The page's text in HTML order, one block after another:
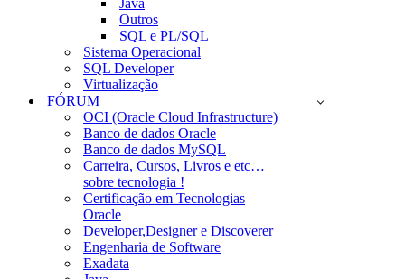
Java
Outros
SQL e PL/SQL
Sistema Operacional
SQL Developer
Virtualização
FÓRUM
OCI (Oracle Cloud Infrastructure)
Banco de dados Oracle
Banco de dados MySQL
Carreira, Cursos, Livros e etc…
sobre tecnologia !
Certificação em Tecnologias
Oracle
Developer,Designer e Discoverer
Engenharia de Software
Exadata